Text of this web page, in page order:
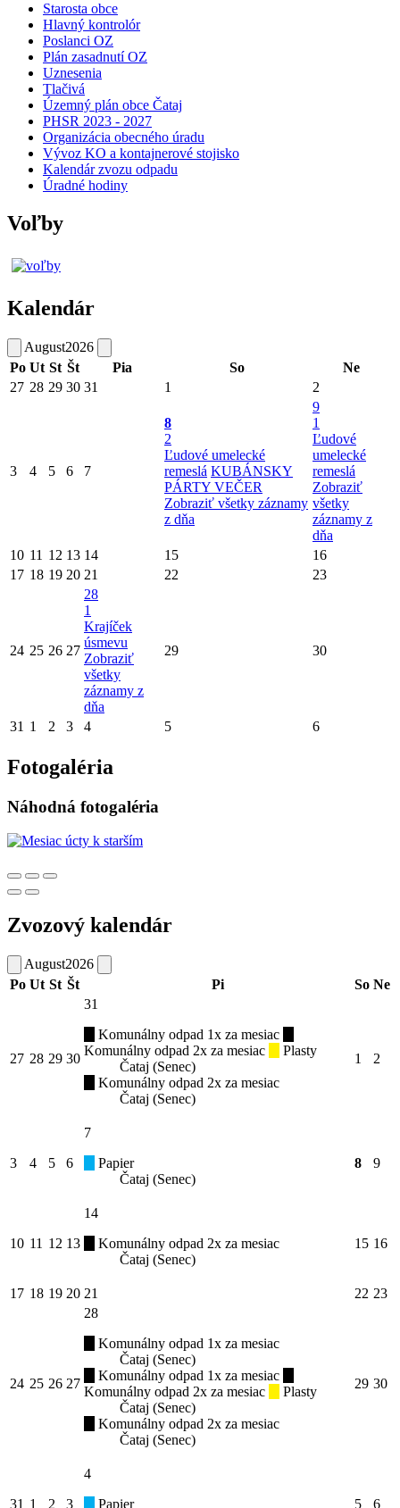
Starosta obce
Hlavný kontrolór
Poslanci OZ
Plán zasadnutí OZ
Uznesenia
Tlačivá
Územný plán obce Čataj
PHSR 2023 - 2027
Organizácia obecného úradu
Vývoz KO a kontajnerové stojisko
Kalendár zvozu odpadu
Úradné hodiny
Voľby
Kalendár
August2026
Po Ut St Št Pia So
Ne
27 28 29 30 31 1 2
3 4 5 6 7
8
2
Ľudové umelecké
remeslá KUBÁNSKY
PÁRTY VEČER
Zobraziť všetky záznamy
z dňa
9
1
Ľudové
umelecké
remeslá
Zobraziť
všetky
záznamy z
dňa
10 11 12 13 14 15
16
17 18 19 20 21 22 23
24 25 26 27
28
1
Krajíček
úsmevu
Zobraziť
všetky
záznamy z
dňa
29 30
31 1 2 3 4 5 6
Fotogaléria
Náhodná fotogaléria
Zvozový kalendár
August2026
Po Ut St Št Pi So Ne
27 28 29 30
31
Komunálny odpad 1x za mesiac
Komunálny odpad 2x za mesiac
Plasty
Čataj (Senec)
Komunálny odpad 2x za mesiac
Čataj (Senec)
1 2
3 4 5 6
7
Papier
Čataj (Senec)
8 9
10 11 12 13
14
Komunálny odpad 2x za mesiac
Čataj (Senec)
15 16
17 18 19 20 21 22 23
24 25 26 27
28
Komunálny odpad 1x za mesiac
Čataj (Senec)
Komunálny odpad 1x za mesiac
Komunálny odpad 2x za mesiac
Plasty
Čataj (Senec)
Komunálny odpad 2x za mesiac
Čataj (Senec)
29 30
31 1 2 3
4
Papier
5 6